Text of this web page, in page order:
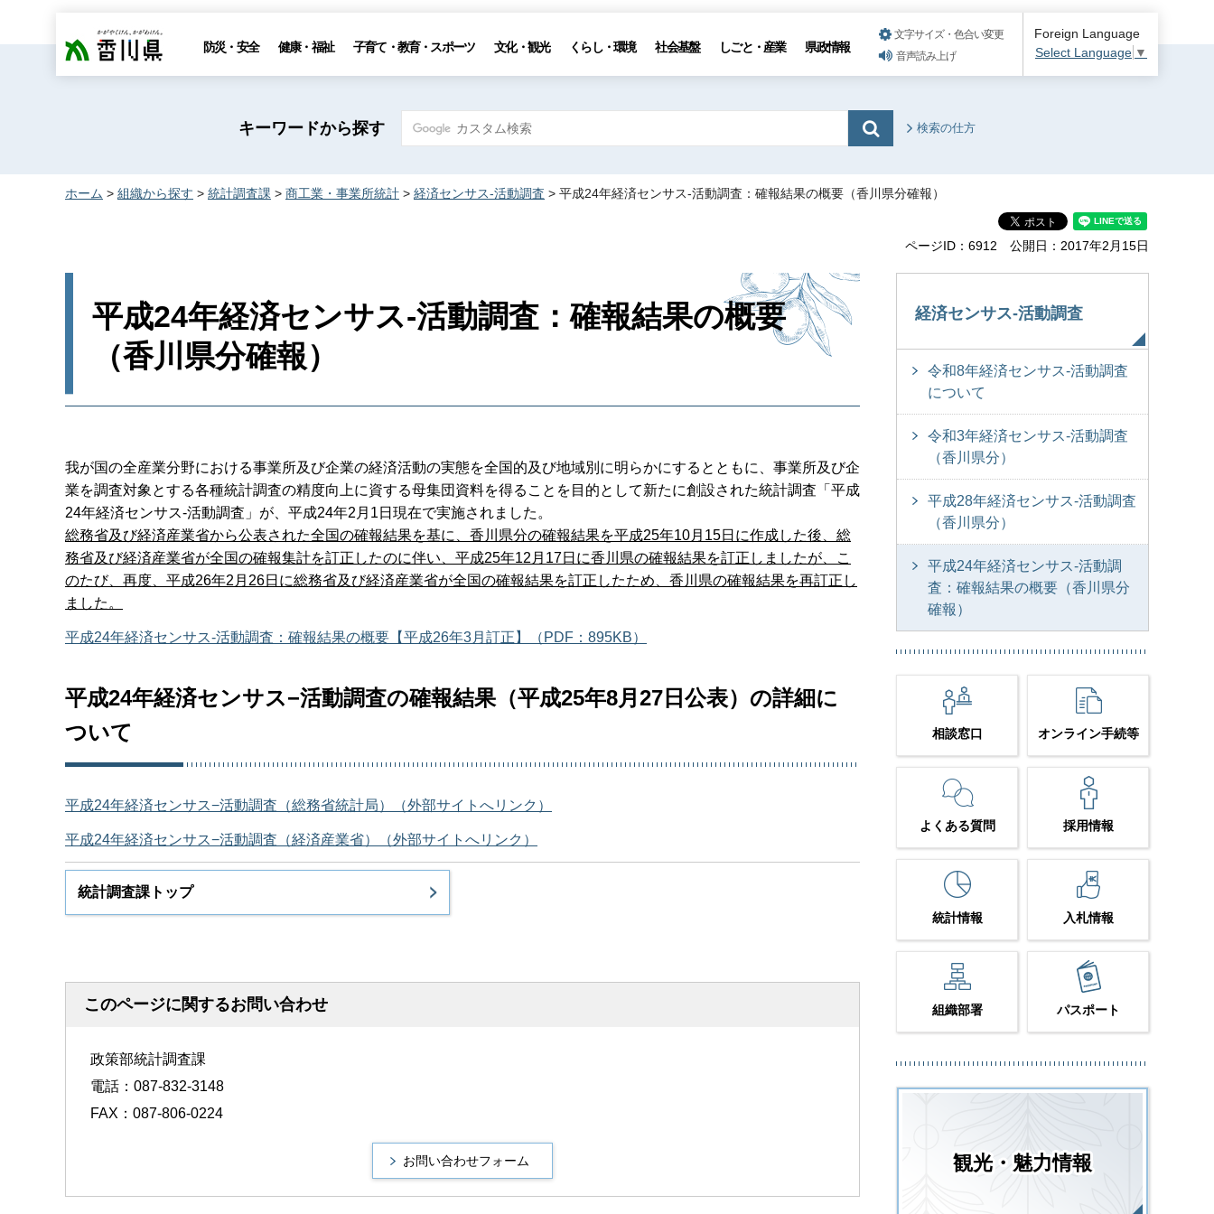
香川県 防災・安全 健康・福祉 子育て・教育・スポーツ 文化・観光 くらし・環境 社会基盤 しごと・産業 県政情報
文字サイズ・色合い変更
音声読み上げ
Foreign Language
Select Language ▼
キーワードから探す 検索の仕方
ホーム > 組織から探す > 統計調査課 > 商工業・事業所統計 > 経済センサス-活動調査 > 平成24年経済センサス-活動調査：確報結果の概要（香川県分確報）
ページID：6912 公開日：2017年2月15日
平成24年経済センサス-活動調査：確報結果の概要
（香川県分確報）
我が国の全産業分野における事業所及び企業の経済活動の実態を全国的及び地域別に明らかにするとともに、事業所及び企
業を調査対象とする各種統計調査の精度向上に資する母集団資料を得ることを目的として新たに創設された統計調査「平成
24年経済センサス-活動調査」が、平成24年2月1日現在で実施されました。
総務省及び経済産業省から公表された全国の確報結果を基に、香川県分の確報結果を平成25年10月15日に作成した後、総
務省及び経済産業省が全国の確報集計を訂正したのに伴い、平成25年12月17日に香川県の確報結果を訂正しましたが、こ
のたび、再度、平成26年2月26日に総務省及び経済産業省が全国の確報結果を訂正したため、香川県の確報結果を再訂正し
ました。
平成24年経済センサス-活動調査：確報結果の概要【平成26年3月訂正】（PDF：895KB）
平成24年経済センサス−活動調査の確報結果（平成25年8月27日公表）の詳細に
ついて
平成24年経済センサス−活動調査（総務省統計局）（外部サイトへリンク）
平成24年経済センサス−活動調査（経済産業省）（外部サイトへリンク）
統計調査課トップ
このページに関するお問い合わせ
政策部統計調査課
電話：087-832-3148
FAX：087-806-0224
経済センサス-活動調査
令和8年経済センサス-活動調査
について
令和3年経済センサス-活動調査
（香川県分）
平成28年経済センサス-活動調査
（香川県分）
平成24年経済センサス-活動調
査：確報結果の概要（香川県分
確報）
相談窓口 オンライン手続等
よくある質問 採用情報
統計情報 入札情報
組織部署 パスポート
観光・魅力情報